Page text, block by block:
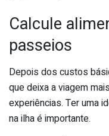
Calcule
passeios
Depois dos custos
que deixa a viagem
experiências. Ter uma
na ilha é importante.